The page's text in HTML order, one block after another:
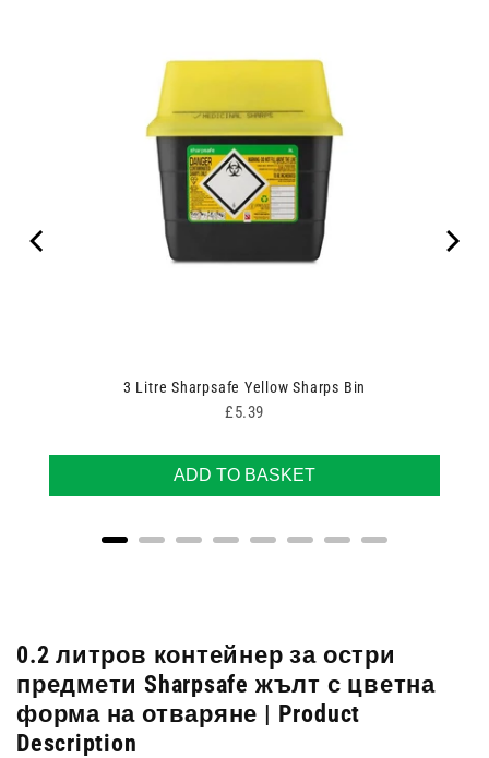
3 Litre Sharpsafe Yellow Sharps Bin
Price
£5.39
ADD TO BASKET
0.2 литров контейнер за остри
предмети Sharpsafe жълт с цветна
форма на отваряне | Product
Description